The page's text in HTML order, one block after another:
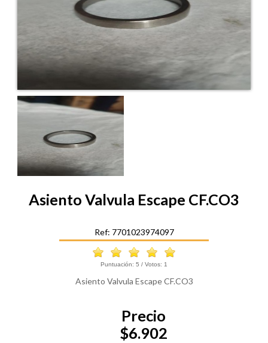
Asiento Valvula Escape CF.CO3
Ref: 7701023974097
Puntuación: 5 / Votos: 1
Asiento Valvula Escape CF.CO3
Precio
$6.902